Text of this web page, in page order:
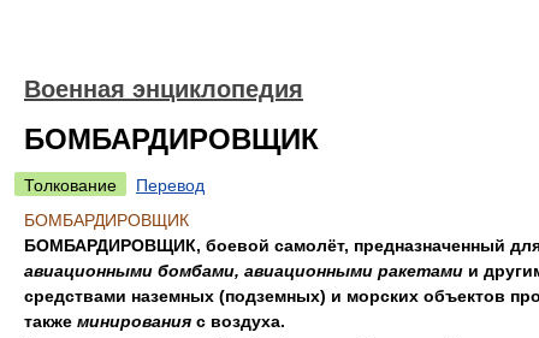
Военная энциклопедия
БОМБАРДИРОВЩИК
Толкование
Перевод
БОМБАРДИРОВЩИК
БОМБАРДИРОВЩИК, боевой самолёт, предназначенный
авиационными бомбами, авиационными ракетами и
средствами наземных (подземных) и морских объектов
также минирования с воздуха.